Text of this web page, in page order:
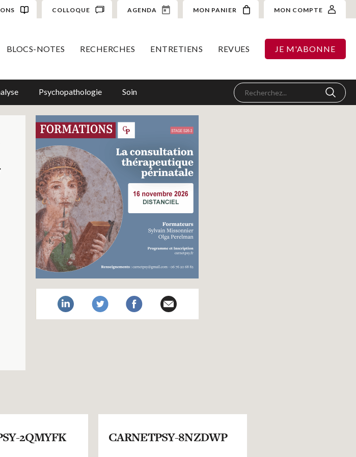
COLLOQUE AGENDA MON PANIER MON COMPTE
BLOCS-NOTES RECHERCHES ENTRETIENS REVUES JE M'ABONNE
Psychopathologie Soin
2QMYFK CARNETPSY-8NZDWP